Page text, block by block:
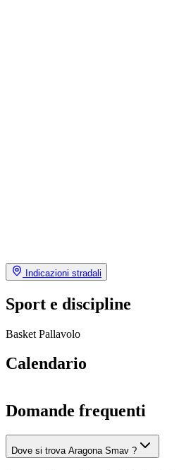
Indicazioni stradali
Sport e discipline
Basket Pallavolo
Calendario
Domande frequenti
Dove si trova Aragona Smav ?